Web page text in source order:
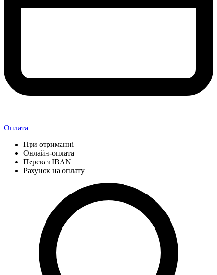
Оплата
При отриманні
Онлайн-оплата
Переказ IBAN
Рахунок на оплату